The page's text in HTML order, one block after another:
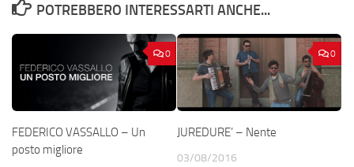
POTREBBERO INTERESSARTI ANCHE...
0
FEDERICO VASSALLO – Un
posto migliore
0
JUREDURE’ – Nente
03/08/2016